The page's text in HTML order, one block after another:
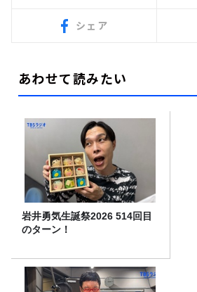
シェア
あわせて読みたい
岩井勇気生誕祭2026 514回目
のターン！